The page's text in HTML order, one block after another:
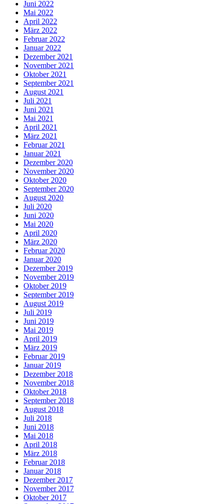
Juni 2022
Mai 2022
April 2022
März 2022
Februar 2022
Januar 2022
Dezember 2021
November 2021
Oktober 2021
September 2021
August 2021
Juli 2021
Juni 2021
Mai 2021
April 2021
März 2021
Februar 2021
Januar 2021
Dezember 2020
November 2020
Oktober 2020
September 2020
August 2020
Juli 2020
Juni 2020
Mai 2020
April 2020
März 2020
Februar 2020
Januar 2020
Dezember 2019
November 2019
Oktober 2019
September 2019
August 2019
Juli 2019
Juni 2019
Mai 2019
April 2019
März 2019
Februar 2019
Januar 2019
Dezember 2018
November 2018
Oktober 2018
September 2018
August 2018
Juli 2018
Juni 2018
Mai 2018
April 2018
März 2018
Februar 2018
Januar 2018
Dezember 2017
November 2017
Oktober 2017